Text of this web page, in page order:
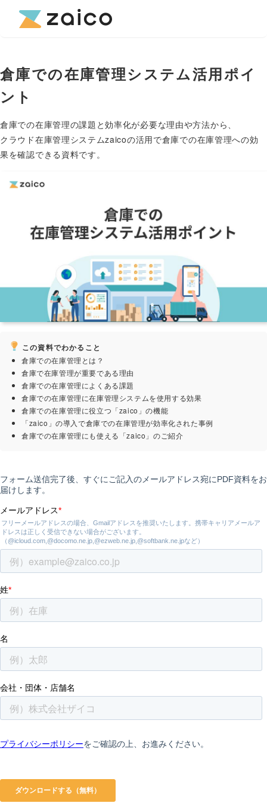
倉庫での在庫管理システム活用ポイ
ント
倉庫での在庫管理の課題と効率化が必要な理由や方法から、
クラウド在庫管理システムzaicoの活用で倉庫での在庫管理への効
果を確認できる資料です。
この資料でわかること
倉庫での在庫管理とは？
倉庫で在庫管理が重要である理由
倉庫での在庫管理によくある課題
倉庫での在庫管理に在庫管理システムを使用する効果
倉庫での在庫管理に役立つ「zaico」の機能
「zaico」の導入で倉庫での在庫管理が効率化された事例
倉庫での在庫管理にも使える「zaico」のご紹介